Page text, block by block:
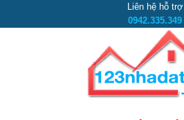
Liên hệ hỗ trợ
0942.335.349